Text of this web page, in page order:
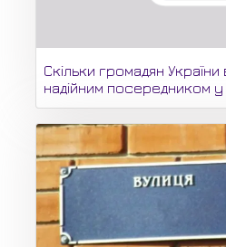
Скільки громадян
надійним посередником